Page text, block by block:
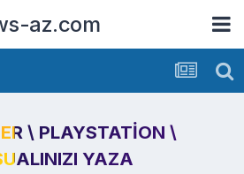
az.com
\ PLAYSTATION \
YAZA